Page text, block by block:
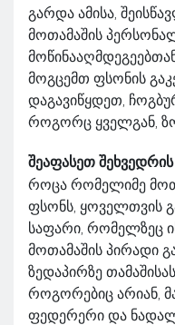
გარდა ამისა,
მოთამაშის
მოგცემთ ფსონის
დაგავიწყდეთ,
როგორც ყველგან,
შეაფასეთ
როცა რომელიმე
ფსონს, ყოველთვის
საფარი, რომელზეც
მოთამაშის პირადი
ზედაპირზე
როგორებიც არიან,
ფედერერი და